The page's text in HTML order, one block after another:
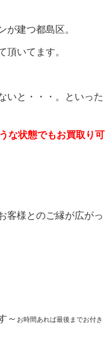
が建つ都島区。
頂いてます。
いと・・・。といった
な状態でもお買取り可
客様とのご縁が広がっ
～ お時間あれば最後までお付き